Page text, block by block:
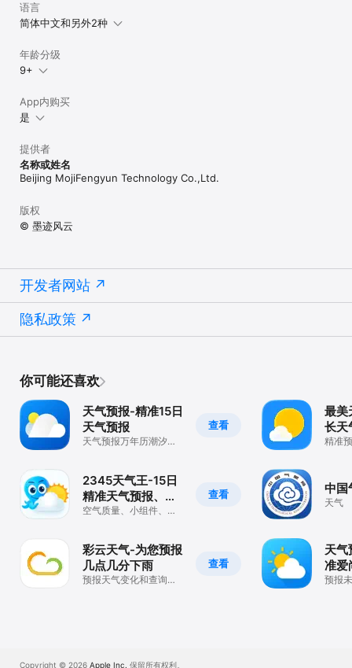
语言
简体中文和另外2种
年龄分级
9+
App内购买
是
提供者
名称或姓名
Beijing MojiFengyun Technology Co.,Ltd.
版权
© 墨迹风云
开发者网站
隐私政策
你可能还喜欢
查看
天气预报-精准15日
天气预报
天气预报万年历潮汐预
查看
2345天气王-15日
精准天气预报、气
象预报、台风路径
空气质量、小组件、精
查看
彩云天气-为您预报
几点几分下雨
预报天气变化和查询台
最
长天
精准
中国
天气
天气
准爱
预报
Copyright © 2026 Apple Inc. 保留所有权利。